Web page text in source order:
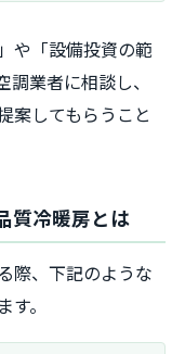
や「設備投資の範
業者に相談し、
案してもらうこと
質冷暖房とは
際、下記のような
。